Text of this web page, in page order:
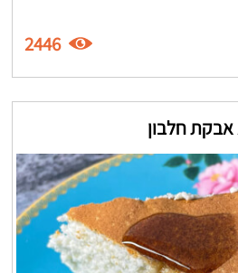
2446
אבקת חלבון